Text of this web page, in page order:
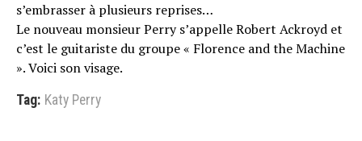
s’embrasser à plusieurs reprises…
Le nouveau monsieur Perry s’appelle Robert Ackroyd et
c’est le guitariste du groupe « Florence and the Machine
». Voici son visage.
Tag: Katy Perry